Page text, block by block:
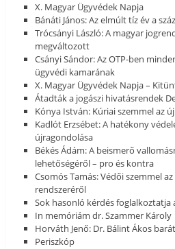
X. Magyar Ügyvédek Napja
Bánáti János: Az elmúlt tíz év a
Trócsányi László: A magyar
megváltozott
Csányi Sándor: Az OTP-ben
ügyvédi kamarának
X. Magyar Ügyvédek Napja –
Átadták a jogászi hivatásrendek
Kónya István: Kúriai szemmel az
Kadlót Erzsébet: A hatékony
újragondolása
Békés Ádám: A beismerő
lehetőségéről – pro és kontra
Csomós Tamás: Védői szemmel
rendszeréről
Sok hasonló kérdés foglalkoztatja
In memóriám dr. Szammer Károly
Horváth Jenő: Dr. Bálint Ákos
Periszkóp